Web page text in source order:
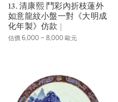
13. 清康熙 鬥彩內折枝蓮外
如意龍紋小盤一對《大明成
化年製》仿款 |
估價 6,000 – 8,000 歐元